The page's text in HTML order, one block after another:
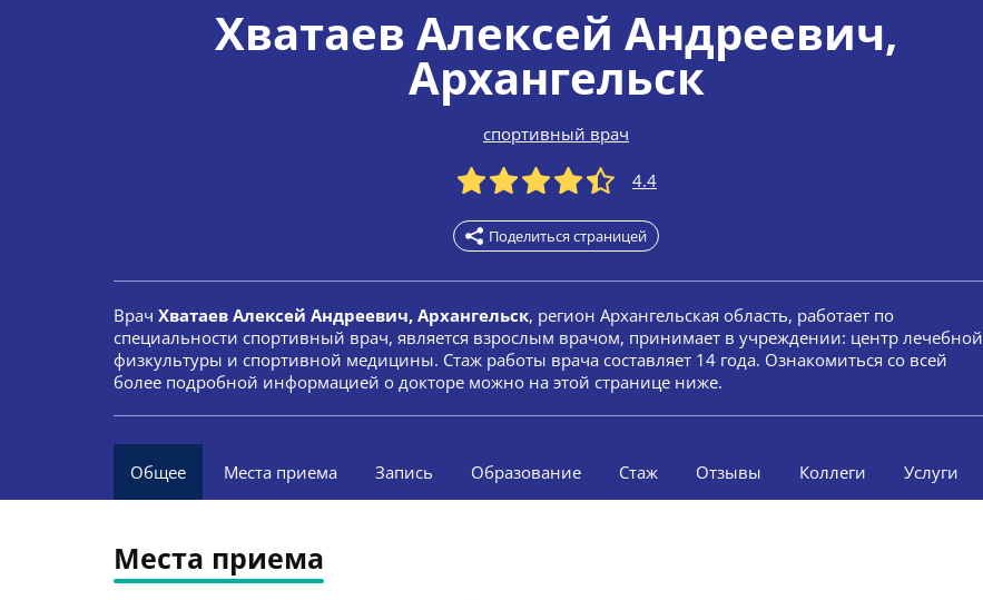
Хватаев Алексей Андреевич,
Архангельск
спортивный врач
4.4
Поделиться страницей
Врач Хватаев Алексей Андреевич, Архангельск, регион Архангельская область, работает по
специальности спортивный врач, является взрослым врачом, принимает в учреждении: центр лечебной
физкультуры и спортивной медицины. Стаж работы врача составляет 14 года. Ознакомиться со всей
более подробной информацией о докторе можно на этой странице ниже.
Общее Места приема Запись Образование Стаж Отзывы Коллеги Услуги
Места приема